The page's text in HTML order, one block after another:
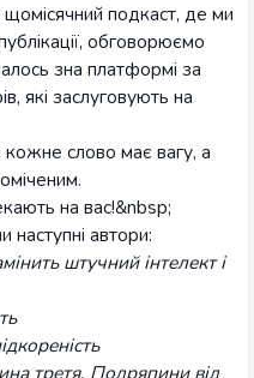
подкаст, де ми
обговорюємо
зна платформі за
які заслуговують на
слово має вагу, а
на вас!&nbsp;
автори:
штучний інтелект і
третя. Подряпини від